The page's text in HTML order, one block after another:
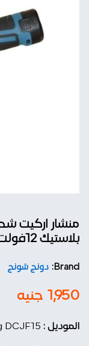
بلاستيك 12فولت دونج شونج
Brand: دونج شونج
1,950 جنيه
الموديل : DCJF15